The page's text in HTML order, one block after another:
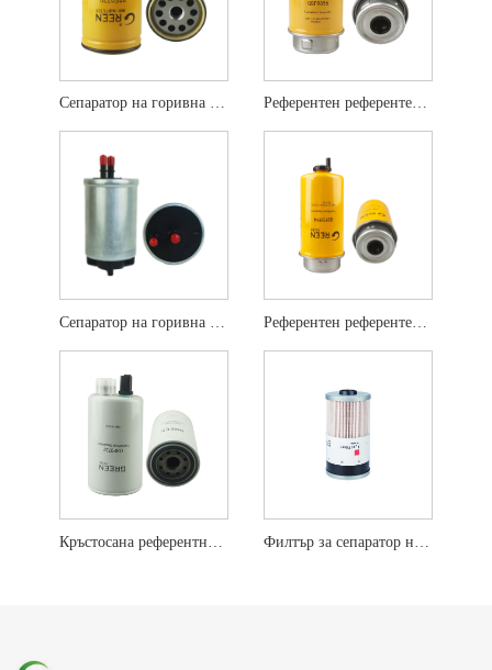
Сепаратор на горивна вода P551010 Референтен референтен сепаратор на горивна вода FS19917
Сепаратор на горивна вода P765325 Референтен референтен сепаратор на горивна вода P551425